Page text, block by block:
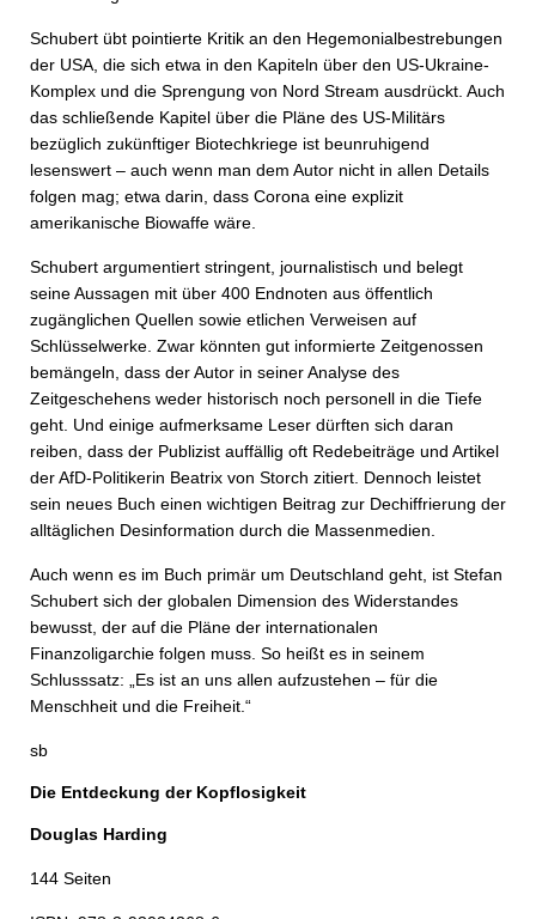
Schubert übt pointierte Kritik an den Hegemonialbestrebungen
der USA, die sich etwa in den Kapiteln über den US-Ukraine-
Komplex und die Sprengung von Nord Stream ausdrückt. Auch
das schließende Kapitel über die Pläne des US-Militärs
bezüglich zukünftiger Biotechkriege ist beunruhigend
lesenswert – auch wenn man dem Autor nicht in allen Details
folgen mag; etwa darin, dass Corona eine explizit
amerikanische Biowaffe wäre.
Schubert argumentiert stringent, journalistisch und belegt
seine Aussagen mit über 400 Endnoten aus öffentlich
zugänglichen Quellen sowie etlichen Verweisen auf
Schlüsselwerke. Zwar könnten gut informierte Zeitgenossen
bemängeln, dass der Autor in seiner Analyse des
Zeitgeschehens weder historisch noch personell in die Tiefe
geht. Und einige aufmerksame Leser dürften sich daran
reiben, dass der Publizist auffällig oft Redebeiträge und Artikel
der AfD-Politikerin Beatrix von Storch zitiert. Dennoch leistet
sein neues Buch einen wichtigen Beitrag zur Dechiffrierung der
alltäglichen Desinformation durch die Massenmedien.
Auch wenn es im Buch primär um Deutschland geht, ist Stefan
Schubert sich der globalen Dimension des Widerstandes
bewusst, der auf die Pläne der internationalen
Finanzoligarchie folgen muss. So heißt es in seinem
Schlusssatz: „Es ist an uns allen aufzustehen – für die
Menschheit und die Freiheit.“
sb
Die Entdeckung der Kopflosigkeit
Douglas Harding
144 Seiten